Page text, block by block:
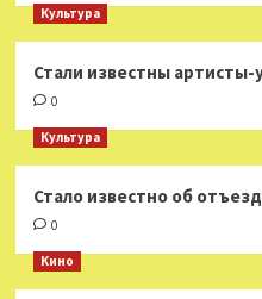
Культура
Стали известны артисты-
0
Культура
Стало известно об
0
Кино